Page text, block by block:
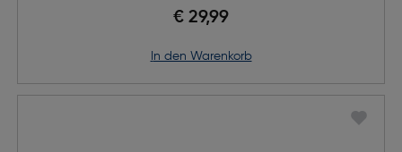
€ 29,99
in den Warenkorb